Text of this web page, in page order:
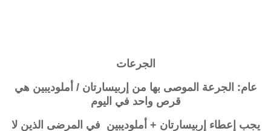
الجرعات
عام: الجرعة الموصى بها من إربيسارتان / أملوديبين هي
قرص واحد في اليوم
يجب إعطاء إربيسارتان + أملوديبين في المرضى الذين لا